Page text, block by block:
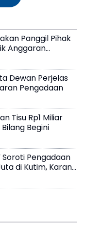
Panggil Pihak
Anggaran
Dewan Perjelas
Pengadaan
Tisu Rp1 Miliar
Begini
Soroti Pengadaan
di Kutim, Karang